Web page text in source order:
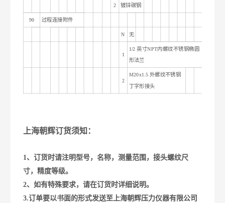
2 镀锌碳钢
90 过程连接附件
N 无
1
1/2英寸NPT内螺纹不锈钢椭圆
形法兰
2
M20x1.5 外螺纹不锈钢
丁字形接头
上海朝辉订货须知：
1、订货时请注明型号，名称，测量范围，接头螺纹尺
寸，精度等级。
2、如有特殊要求，请在订货时详细说明。
3.订单要以书面的形式发送至上海朝辉压力仪器有限公司